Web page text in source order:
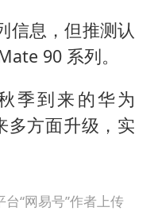
信息，但推测认
90 系列。
季到来的华为
多方面升级，实
“网易号”作者上传